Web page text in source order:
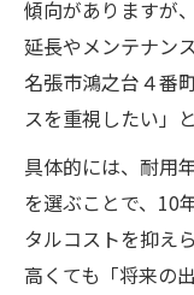
傾向がありますが
延長やメンテナン
名張市鴻之台４番
スを重視したい」
具体的には、耐用
を選ぶことで、10
タルコストを抑え
高くても「将来の